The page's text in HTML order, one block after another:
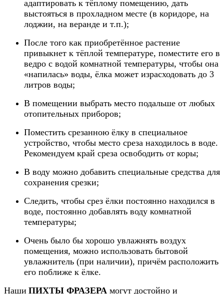
адаптировать к тёплому помещению, дать
выстояться в прохладном месте (в коридоре, на
лоджии, на веранде и т.п.);
После того как приобретённое растение
привыкнет к тёплой температуре, поместите его в
ведро с водой комнатной температуры, чтобы она
«напилась» воды, ёлка может израсходовать до 3
литров воды;
В помещении выбрать место подальше от любых
отопительных приборов;
Поместить срезанною ёлку в специальное
устройство, чтобы место среза находилось в воде.
Рекомендуем край среза освободить от коры;
В воду можно добавить специальные средства для
сохранения срезки;
Следить, чтобы срез ёлки постоянно находился в
воде, постоянно добавлять воду комнатной
температуры;
Очень было бы хорошо увлажнять воздух
помещения, можно использовать бытовой
увлажнитель (при наличии), причём расположить
его поближе к ёлке.
Наши ПИХТЫ ФРАЗЕРА могут достойно и